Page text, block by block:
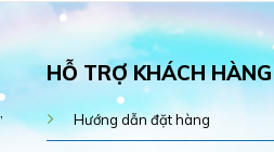
HỖ TRỢ KHÁCH HÀNG
Hướng dẫn đặt hàng